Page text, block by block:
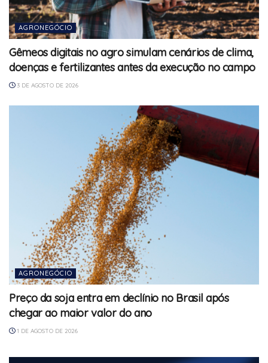
AGRONEGÓCIO
Gêmeos digitais no agro simulam cenários de clima,
doenças e fertilizantes antes da execução no campo
3 DE AGOSTO DE 2026
AGRONEGÓCIO
Preço da soja entra em declínio no Brasil após
chegar ao maior valor do ano
1 DE AGOSTO DE 2026